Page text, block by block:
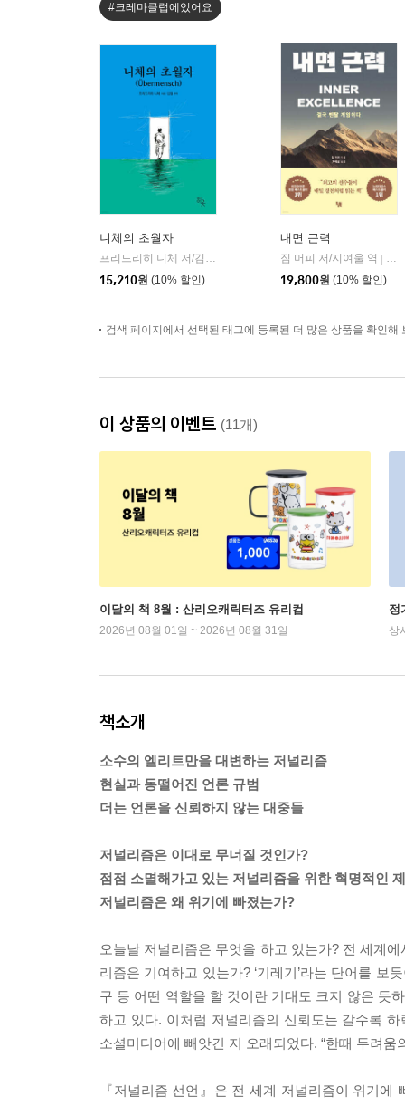
#크레마클럽에있어요
니체의 초월자
프리드리히 니체 저/김철 편역
15,210원 (10% 할인)
내면 근력
짐 머피 저/지여울 역
윌
19,800원 (10% 할인)
검색 페이지에서 선택된 태그에 등록된 더 많은 상품을 확인해
이 상품의 이벤트 (11개)
이달의 책 8월 : 산리오캐릭터즈 유리컵
2026년 08월 01일 ~ 2026년 08월 31일
정
상
책소개
소수의 엘리트만을 대변하는 저널리즘
현실과 동떨어진 언론 규범
더는 언론을 신뢰하지 않는 대중들
저널리즘은 이대로 무너질 것인가?
점점 소멸해가고 있는 저널리즘을 위한 혁명적인
저널리즘은 왜 위기에 빠졌는가?
오늘날 저널리즘은 무엇을 하고 있는가? 전 세계
리즘은 기여하고 있는가? ‘기레기’라는 단어를
구 등 어떤 역할을 할 것이란 기대도 크지 않은 듯
하고 있다. 이처럼 저널리즘의 신뢰도는 갈수록
소셜미디어에 빼앗긴 지 오래되었다. “한때 두려
『저널리즘 선언』은 전 세계 저널리즘이 위기